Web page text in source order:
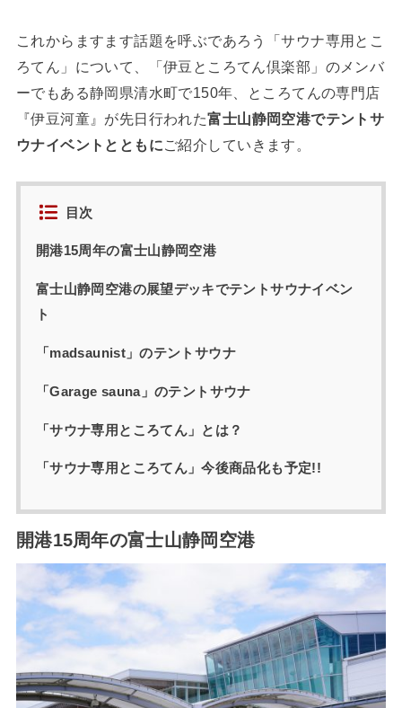
これからますます話題を呼ぶであろう「サウナ専用とこ
ろてん」について、「伊豆ところてん倶楽部」のメンバ
ーでもある静岡県清水町で150年、ところてんの専門店
『伊豆河童』が先日行われた富士山静岡空港でテントサ
ウナイベントとともにご紹介していきます。
目次
開港15周年の富士山静岡空港
富士山静岡空港の展望デッキでテントサウナイベン
ト
「madsaunist」のテントサウナ
「Garage sauna」のテントサウナ
「サウナ専用ところてん」とは？
「サウナ専用ところてん」今後商品化も予定!!
開港15周年の富士山静岡空港